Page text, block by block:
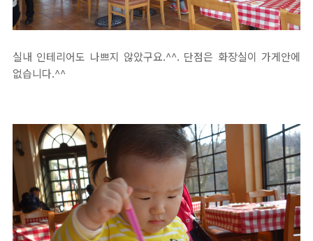
실내 인테리어도 나쁘지 않았구요.^^. 단점은 화장실이 가게안에
없습니다.^^